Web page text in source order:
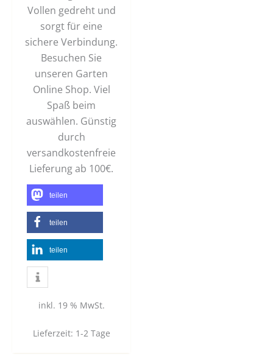
Vollen gedreht und
sorgt für eine
sichere Verbindung.
Besuchen Sie
unseren Garten
Online Shop. Viel
Spaß beim
auswählen. Günstig
durch
versandkostenfreie
Lieferung ab 100€.
teilen
teilen
teilen
inkl. 19 % MwSt.
Lieferzeit: 1-2 Tage